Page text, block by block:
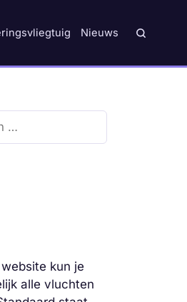
Nieuws
kun je
alle vluchten